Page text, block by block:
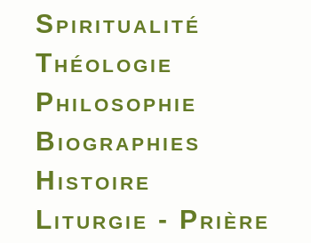
Spiritualité
Théologie
Philosophie
Biographies
Histoire
Liturgie - Prière